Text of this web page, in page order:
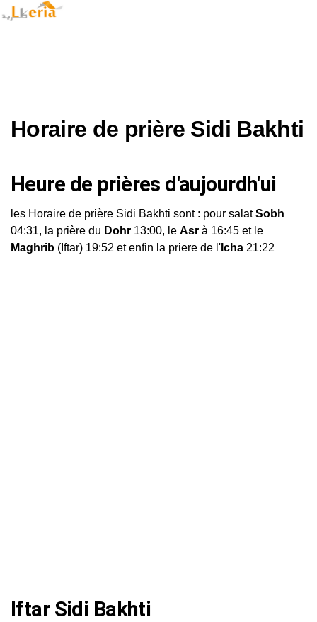
Horaire de prière Sidi Bakhti
Heure de prières d'aujourdh'ui
les Horaire de prière Sidi Bakhti sont : pour salatSobh
04:31, la prière du Dohr 13:00, le Asr à 16:45 et le
Maghrib (Iftar) 19:52 et enfin la priere de l' Icha 21:22
Iftar Sidi Bakhti